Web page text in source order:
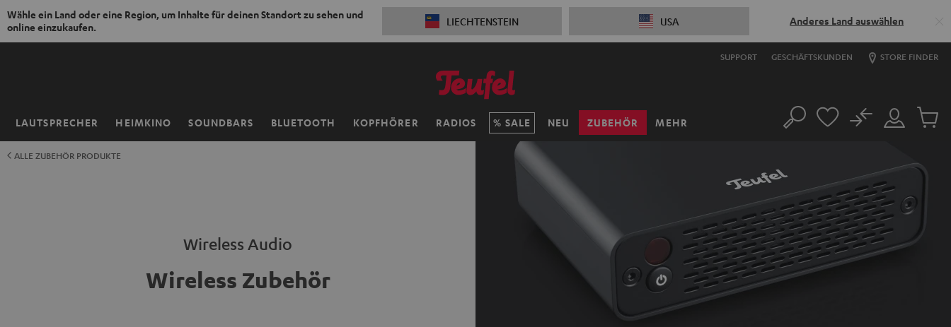
Wähle ein Land oder eine Region, um Inhalte für deinen Standort zu sehen und
online einzukaufen.
LIECHTENSTEIN USA Anderes Land auswählen
ZUM
SUPPORT GESCHÄFTSKUNDEN STORE FINDER
LAUTSPRECHER HEIMKINO SOUNDBARS BLUETOOTH KOPFHÖRER RADIOS SALE NEU ZUBEHÖR MEHR
Startseite Suche
Mein
No
Artikel
ALLE ZUBEHÖR PRODUKTE
Wireless Audio
Wireless Zubehör